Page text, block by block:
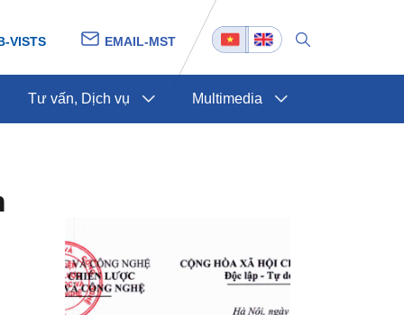
VISTS EMAIL-MST
Tư vấn, Dịch vụ Multimedia